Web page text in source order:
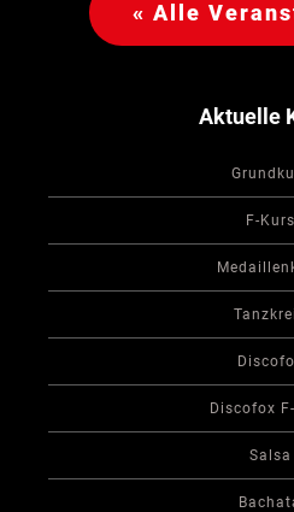
« Alle
Aktuelle
F-Kurs
Discofox
Salsa